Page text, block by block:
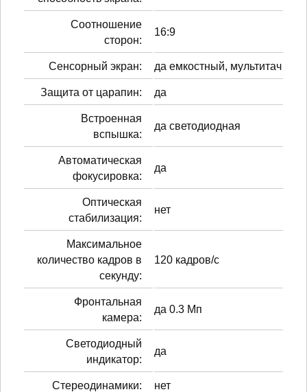
Соотношение
сторон:
16:9
Сенсорный экран: да емкостный, мультитач
Защита от царапин: да
Встроенная
вспышка:
да светодиодная
Автоматическая
фокусировка:
да
Оптическая
стабилизация:
нет
Максимальное
количество кадров в
секунду:
120 кадров/с
Фронтальная
камера:
да 0.3 Мп
Светодиодный
индикатор:
да
Стереодинамики: нет